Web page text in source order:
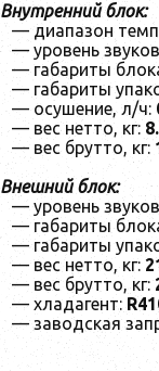
Внутренний блок:
— диапазон
— уровень
— габариты
— габариты
— осушение, л/ч:
— вес нетто, кг:
— вес брутто, кг:
Внешний блок:
— уровень
— габариты
— габариты
— вес нетто, кг:
— вес брутто, кг:
— хладагент:
— заводская